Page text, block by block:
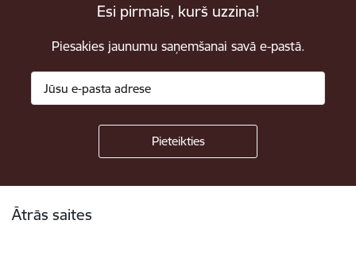
Esi pirmais, kurš uzzina!
Piesakies jaunumu saņemšanai savā e-pastā.
Ātrās saites